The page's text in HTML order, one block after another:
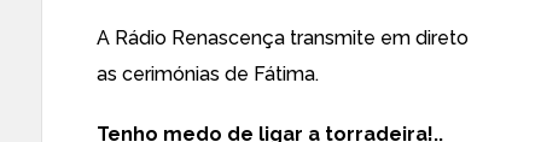
A Rádio Renascença transmite em direto
as cerimónias de Fátima.
Tenho medo de ligar a torradeira!..